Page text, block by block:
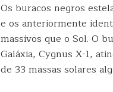
Os buracos negros
e os anteriormente
massivos que o Sol. O
Galáxia, Cygnus X-1,
de 33 massas solares